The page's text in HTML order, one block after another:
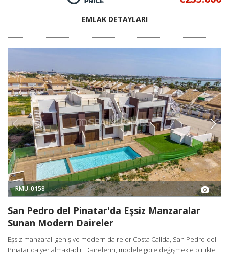
EMLAK DETAYLARI
RMU-0158
San Pedro del Pinatar'da Eşsiz Manzaralar
Sunan Modern Daireler
Eşsiz manzaralı geniş ve modern daireler Costa Calida, San Pedro del
Pinatar'da yer almaktadır. Dairelerin, modele göre değişmekle birlikte